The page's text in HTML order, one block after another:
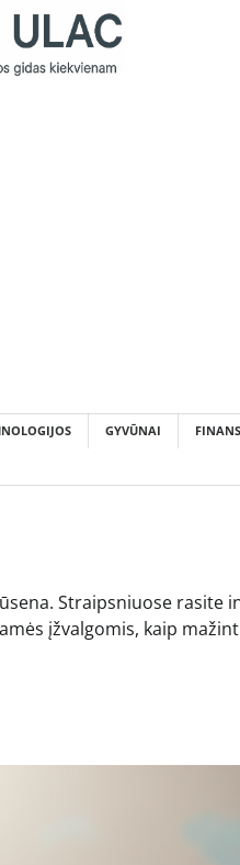
GYVŪNAI
Straipsniuose rasite
įžvalgomis, kaip